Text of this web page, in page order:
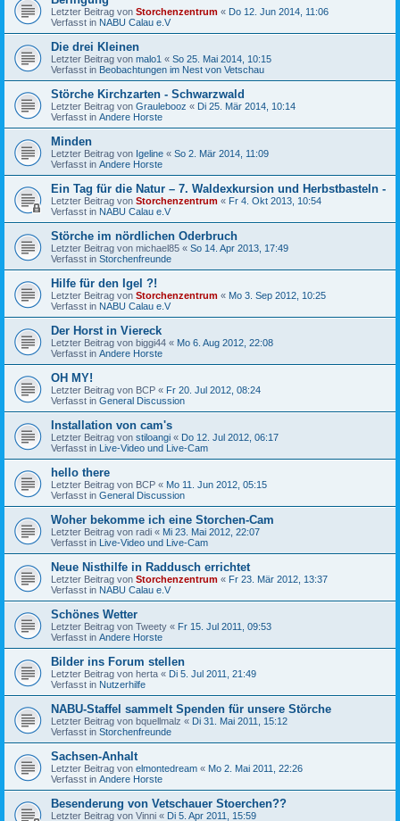
Letzter Beitrag von Storchenzentrum « Do 12. Jun 2014, 11:06
Verfasst in NABU Calau e.V
Die drei Kleinen
Letzter Beitrag von malo1 « So 25. Mai 2014, 10:15
Verfasst in Beobachtungen im Nest von Vetschau
Störche Kirchzarten - Schwarzwald
Letzter Beitrag von Graulebooz « Di 25. Mär 2014, 10:14
Verfasst in Andere Horste
Minden
Letzter Beitrag von Igeline « So 2. Mär 2014, 11:09
Verfasst in Andere Horste
Ein Tag für die Natur – 7. Waldexkursion und Herbstbasteln -
Letzter Beitrag von Storchenzentrum « Fr 4. Okt 2013, 10:54
Verfasst in NABU Calau e.V
Störche im nördlichen Oderbruch
Letzter Beitrag von michael85 « So 14. Apr 2013, 17:49
Verfasst in Storchenfreunde
Hilfe für den Igel ?!
Letzter Beitrag von Storchenzentrum « Mo 3. Sep 2012, 10:25
Verfasst in NABU Calau e.V
Der Horst in Viereck
Letzter Beitrag von biggi44 « Mo 6. Aug 2012, 22:08
Verfasst in Andere Horste
OH MY!
Letzter Beitrag von BCP « Fr 20. Jul 2012, 08:24
Verfasst in General Discussion
Installation von cam's
Letzter Beitrag von stiloangi « Do 12. Jul 2012, 06:17
Verfasst in Live-Video und Live-Cam
hello there
Letzter Beitrag von BCP « Mo 11. Jun 2012, 05:15
Verfasst in General Discussion
Woher bekomme ich eine Storchen-Cam
Letzter Beitrag von radi « Mi 23. Mai 2012, 22:07
Verfasst in Live-Video und Live-Cam
Neue Nisthilfe in Raddusch errichtet
Letzter Beitrag von Storchenzentrum « Fr 23. Mär 2012, 13:37
Verfasst in NABU Calau e.V
Schönes Wetter
Letzter Beitrag von Tweety « Fr 15. Jul 2011, 09:53
Verfasst in Andere Horste
Bilder ins Forum stellen
Letzter Beitrag von herta « Di 5. Jul 2011, 21:49
Verfasst in Nutzerhilfe
NABU-Staffel sammelt Spenden für unsere Störche
Letzter Beitrag von bquellmalz « Di 31. Mai 2011, 15:12
Verfasst in Storchenfreunde
Sachsen-Anhalt
Letzter Beitrag von elmontedream « Mo 2. Mai 2011, 22:26
Verfasst in Andere Horste
Besenderung von Vetschauer Stoerchen??
Letzter Beitrag von Vinni « Di 5. Apr 2011, 15:59